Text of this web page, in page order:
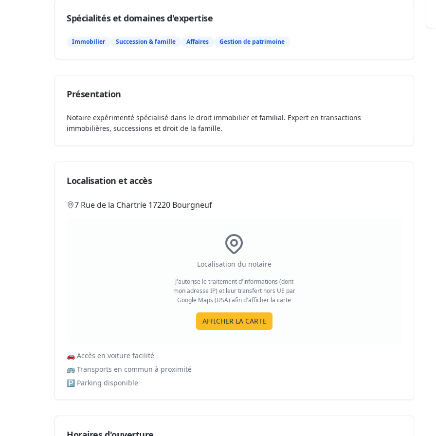
Spécialités et domaines d'expertise
Immobilier Succession & famille Affaires Gestion de patrimoine
Présentation
Notaire expérimenté spécialisé dans le droit immobilier et familial. Expert en transactions
immobilières, successions et droit de la famille.
Localisation et accès
7 Rue de la Chartrie 17220 Bourgneuf
Localisation du notaire
J'autorise le traitement d'informations (dont
mon adresse IP) et leur transfert hors UE par
Google Maps (USA) afin d'afficher la carte
AFFICHER LA CARTE
🚗 Accès en voiture facilité
🚌 Transports en commun à proximité
🅿️ Parking disponible